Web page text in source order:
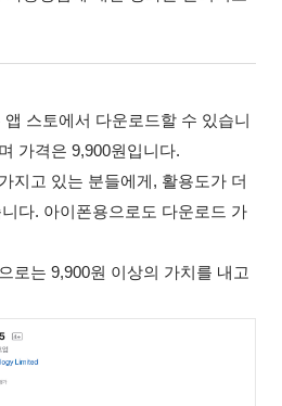
스토에서 다운로드할 수 있습니
가격은 9,900원입니다.
지고 있는 분들에게, 활용도가 더
다. 아이폰용으로도 다운로드 가
로는 9,900원 이상의 가치를 내고